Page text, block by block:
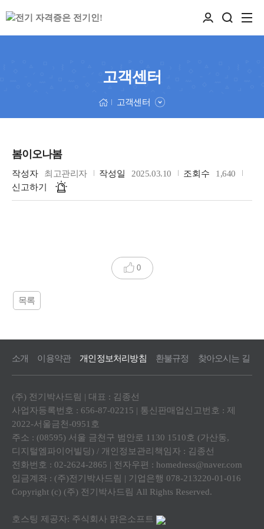
고객센터
고객센터
봄이오나봄
작성자 최고관리자 작성일 2025.03.10 조회수
1,640
신고하기
0
목록
소개 이용약관 개인정보처리방침 환불규정 찾아오시는 길
(주) 전기박사드림 | 대표 : 김종선
사업자등록번호 : 656-87-02215 | 통신판매업신고번호 : 제
2022-서울금천-0951호
주소 : (08595) 서울 금천구 범안로 1130 1510호 (가산동,
디지털엠파이어빌딩) / 개인정보관리책임자 : 김종선
전화번호 : 02-2624-2865 | 전자우편 : homedress@naver.com
입금계좌 : (주)전기박사드림 | 기업은행 078-213220-01-016
Copyright (c) (주) 전기박사드림 All Rights Reserved.
호스팅 제공자: 주식회사 맑은소프트